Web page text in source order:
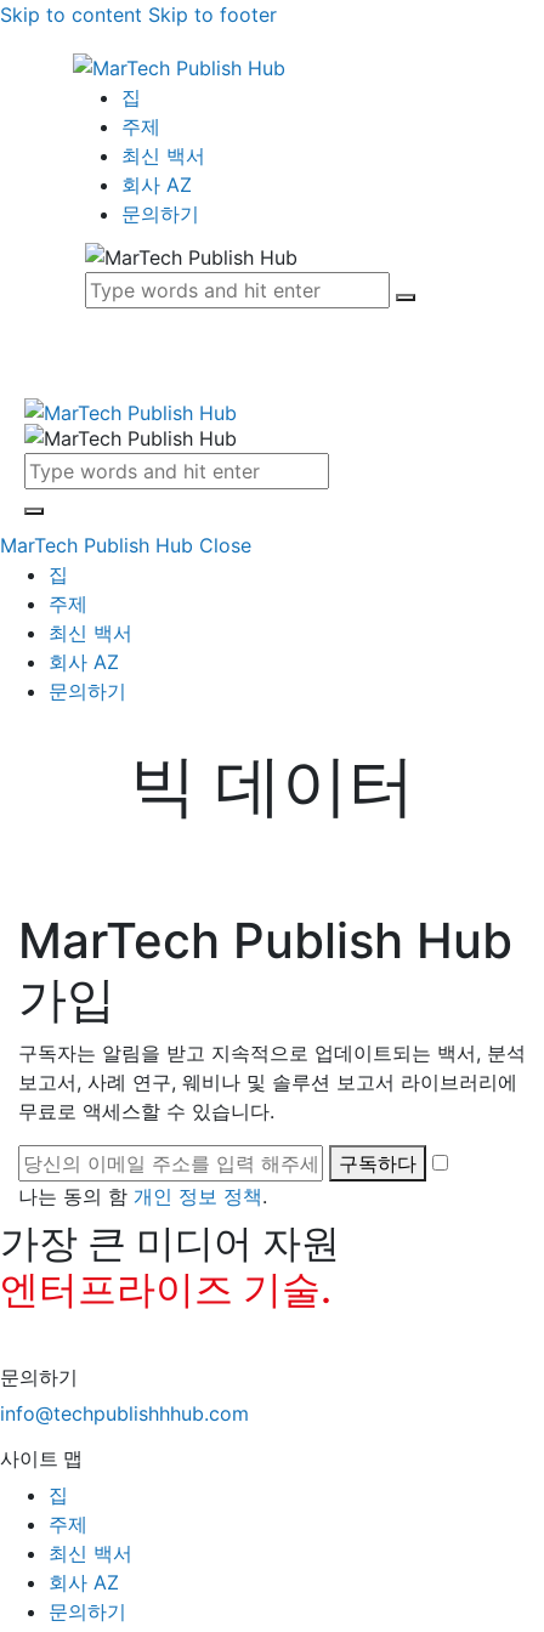
Skip to content Skip to footer
집
주제
최신 백서
회사 AZ
문의하기
MarTech Publish Hub Close
집
주제
최신 백서
회사 AZ
문의하기
빅 데이터
MarTech Publish Hub
가입
구독자는 알림을 받고 지속적으로 업데이트되는 백서, 분석
보고서, 사례 연구, 웨비나 및 솔루션 보고서 라이브러리에
무료로 액세스할 수 있습니다.
구독하다
나는 동의 함 개인 정보 정책.
가장 큰 미디어 자원
엔터프라이즈 기술.
문의하기
info@techpublishhhub.com
사이트 맵
집
주제
최신 백서
회사 AZ
문의하기